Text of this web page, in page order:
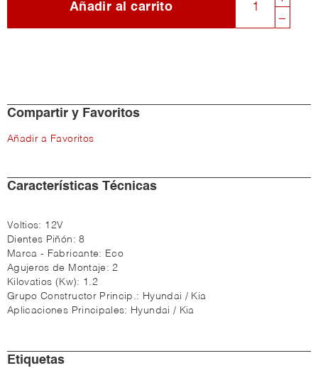
Añadir al carrito
Compartir y Favoritos
Añadir a Favoritos
Características Técnicas
Voltios: 12V
Dientes Piñón:8
Marca - Fabricante: Eco
Agujeros de Montaje:2
Kilovatios (Kw): 1.2
Grupo Constructor Princip.: Hyundai / Kia
Aplicaciones Principales: Hyundai / Kia
Etiquetas